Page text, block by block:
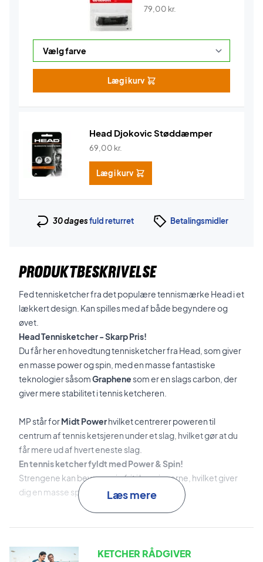
79,00 kr.
Læg i kurv
Head Djokovic Støddæmper
69,00 kr.
Læg i kurv
30 dagesfuld returret Betalingsmidler
PRODUKTBESKRIVELSE
Fed tennisketcher fra det populære tennismærke Head i et
lækkert design. Kan spilles med af både begyndere og
øvet.
Head Tennisketcher - Skarp Pris!
Du får her en hovedtung tennisketcher fra Head, som giver
en masse power og spin, med en masse fantastiske
teknologier såsomGraphene som er en slags carbon, der
giver mere stabilitet i tennis ketcheren.
MP står forMidt Powerhvilket centrerer poweren til
centrum af tennis ketsjeren under et slag, hvilket gør at du
får mere ud af hvert eneste slag.
En tennis ketcher fyldt med Power & Spin!
Strengene kan bevæge sig frit i bøsningerne, hvilket giver
dig en masse spin til alle dine slag.
Læs mere
KETCHER RÅDGIVER